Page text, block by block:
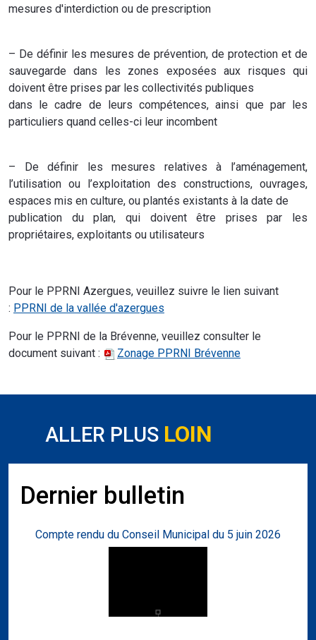
mesures d'interdiction ou de prescription
– De définir les mesures de prévention, de protection et de
sauvegarde dans les zones exposées aux risques qui
doivent être prises par les collectivités publiques
dans le cadre de leurs compétences, ainsi que par les
particuliers quand celles-ci leur incombent
– De définir les mesures relatives à l’aménagement,
l’utilisation ou l’exploitation des constructions, ouvrages,
espaces mis en culture, ou plantés existants à la date de
publication du plan, qui doivent être prises par les
propriétaires, exploitants ou utilisateurs
Pour le PPRNI Azergues, veuillez suivre le lien suivant
: PPRNI de la vallée d'azergues
Pour le PPRNI de la Brévenne, veuillez consulter le
document suivant :
Zonage PPRNI Brévenne
ALLER PLUS LOIN
Dernier bulletin
Compte rendu du Conseil Municipal du 5 juin 2026